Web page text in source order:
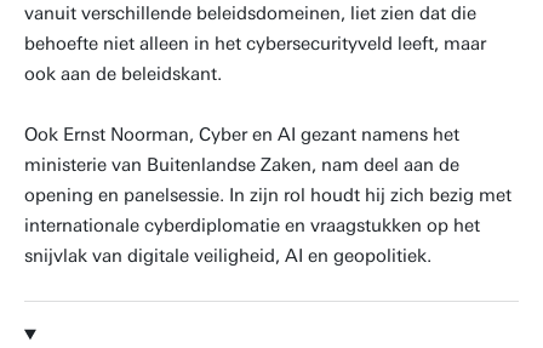
vanuit verschillende beleidsdomeinen, liet zien dat die
behoefte niet alleen in het cybersecurityveld leeft, maar
ook aan de beleidskant.
Ook Ernst Noorman, Cyber en AI gezant namens het
ministerie van Buitenlandse Zaken, nam deel aan de
opening en panelsessie. In zijn rol houdt hij zich bezig met
internationale cyberdiplomatie en vraagstukken op het
snijvlak van digitale veiligheid, AI en geopolitiek.